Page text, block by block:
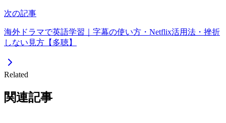
次の記事
海外ドラマで英語学習｜字幕の使い方・Netflix活用法・挫折
しない見方【多聴】
Related
関連記事